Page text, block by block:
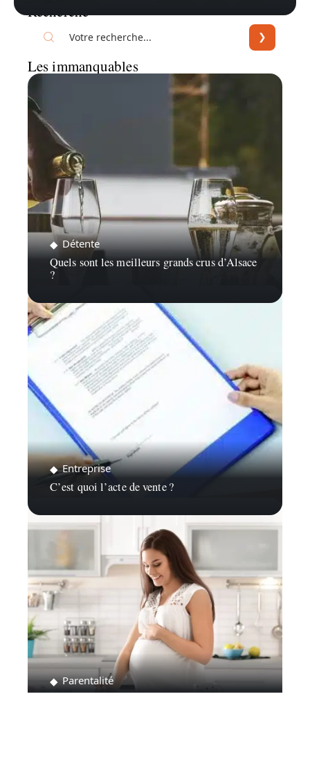
Recherche
Les immanquables
Détente
Quels sont les meilleurs grands crus d’Alsace
?
Entreprise
C’est quoi l’acte de vente ?
Parentalité